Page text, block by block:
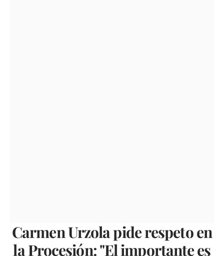
Carmen Urzola pide respeto en
la Procesión: "El importante es